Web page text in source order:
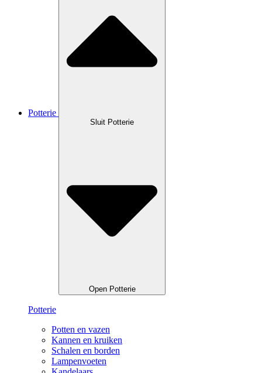
Potterie
Sluit Potterie
Open Potterie
Potterie
Potten en vazen
Kannen en kruiken
Schalen en borden
Lampenvoeten